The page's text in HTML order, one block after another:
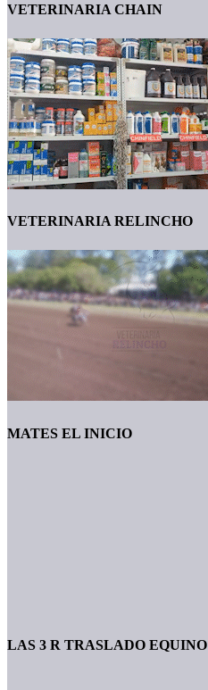
VETERINARIA CHAIN
VETERINARIA RELINCHO
MATES EL INICIO
LAS 3 R TRASLADO EQUINO